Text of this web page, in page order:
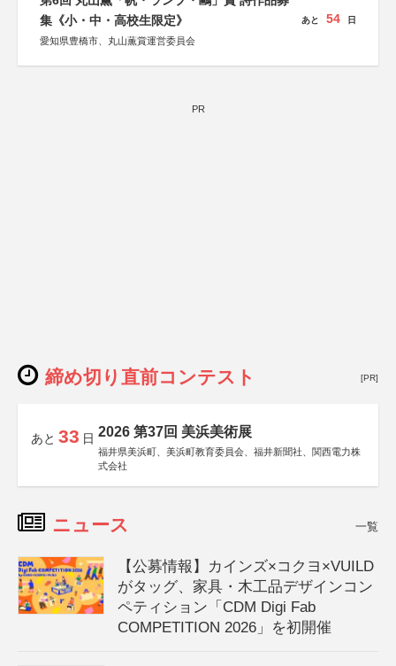
集《小・中・高校生限定》
愛知県豊橋市、丸山薫賞運営委員会
あと 54 日
PR
締め切り直前コンテスト [PR]
あと 33 日 2026 第37回 美浜美術展
福井県美浜町、美浜町教育委員会、福井新聞社、関西電力株
式会社
ニュース 一覧
【公募情報】カインズ×コクヨ×VUILD
がタッグ、家具・木工品デザインコン
ペティション「CDM Digi Fab
COMPETITION 2026」を初開催